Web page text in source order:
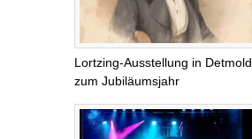
Lortzing-Ausstellung in Detmold
zum Jubiläumsjahr